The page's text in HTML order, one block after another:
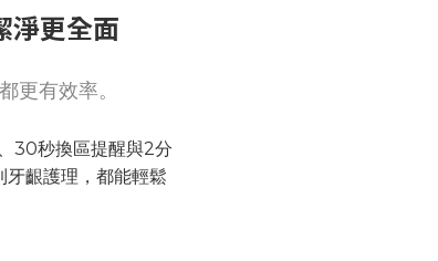
淨更全面
更有效率。
30秒換區提醒與2分
齦護理，都能輕鬆